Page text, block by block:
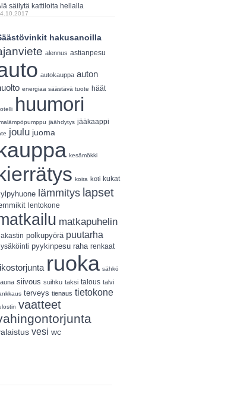
säilytä kattiloita hellalla
hakusanoilla
alennus astianpesu
autokauppa auton
energiaa säästävä tuote häät
huumori
jäähdytys jääkaappi
joulu juoma
kauppa kesämökki
koira koti kukat
lämmitys lapset
lentokone
matkapuhelin
polkupyörä puutarha
pyykinpesu raha renkaat
ruoka sähkö
siivous suihku taksi talous talvi
terveys tienaus tietokone
vaatteet
vesi wc